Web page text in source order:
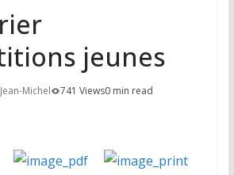
jeunes
Jean-Michel 741 Views0 min read